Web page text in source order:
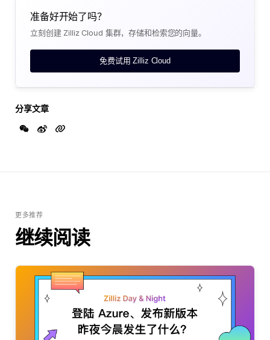
准备好开始了吗？
立刻创建 Zilliz Cloud 集群，存储和检索您的向量。
免费试用 Zilliz Cloud
分享文章
更多推荐
继续阅读